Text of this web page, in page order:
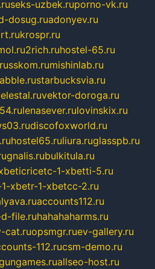
seks-uzbek.ruporno-vk.ru
dosug.ruadonyev.ru
krospr.ru
2rich.ruhostel-65.ru
mishinlab.ru
starbucksvia.ru
elestal.ruvektor-doroga.ru
lenasever.rulovinskix.ru
discofoxworld.ru
hostel65.ruliura.ruglasspb.ru
gnalis.rubulkitula.ru
1-xbetti-5.ru
xbetr-1-xbetcc-2.ru
accounts112.ru
file.ruhahahaharms.ru
cat.ruopsmgr.ruev-gallery.ru
112.rucsm-demo.ru
allseo-host.ru